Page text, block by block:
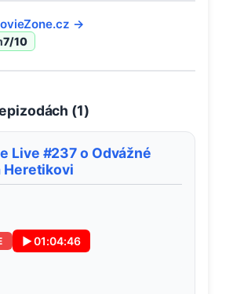
.cz →
7/10
(1)
Live #237 o Odvážné
Heretikovi
▶01:04:46